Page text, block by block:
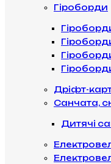
Гіроборди
Дріфт-
Санчата,
Дитячі